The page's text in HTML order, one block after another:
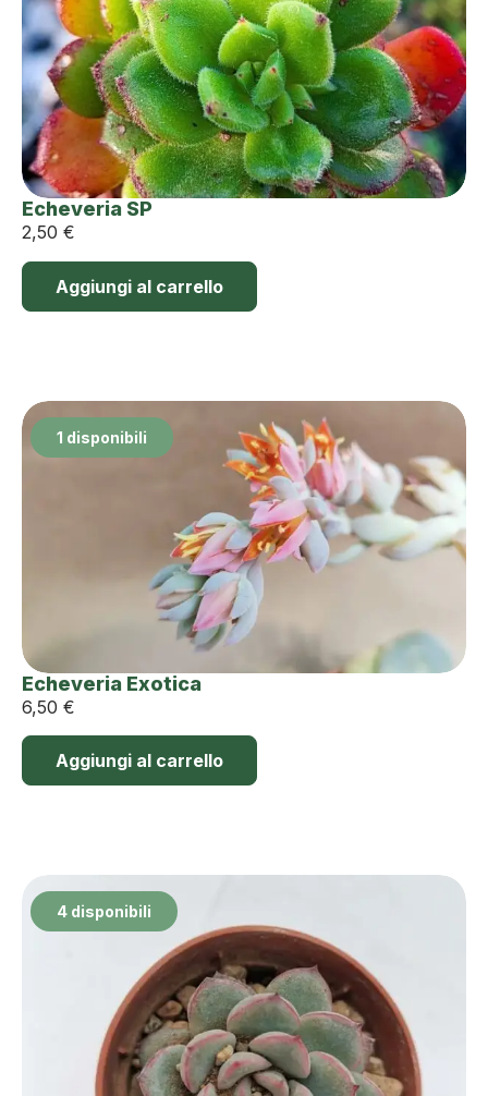
Echeveria SP
2,50 €
Aggiungi al carrello
1 disponibili
Echeveria Exotica
6,50 €
Aggiungi al carrello
4 disponibili